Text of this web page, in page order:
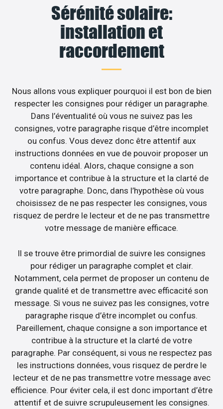
Sérénité solaire:
installation et
raccordement
Nous allons vous expliquer pourquoi il est bon de bien
respecter les consignes pour rédiger un paragraphe.
Dans l’éventualité où vous ne suivez pas les
consignes, votre paragraphe risque d’être incomplet
ou confus. Vous devez donc être attentif aux
instructions données en vue de pouvoir proposer un
contenu idéal. Alors, chaque consigne a son
importance et contribue à la structure et la clarté de
votre paragraphe. Donc, dans l’hypothèse où vous
choisissez de ne pas respecter les consignes, vous
risquez de perdre le lecteur et de ne pas transmettre
votre message de manière efficace.
Il se trouve être primordial de suivre les consignes
pour rédiger un paragraphe complet et clair.
Notamment, cela permet de proposer un contenu de
grande qualité et de transmettre avec efficacité son
message. Si vous ne suivez pas les consignes, votre
paragraphe risque d’être incomplet ou confus.
Pareillement, chaque consigne a son importance et
contribue à la structure et la clarté de votre
paragraphe. Par conséquent, si vous ne respectez pas
les instructions données, vous risquez de perdre le
lecteur et de ne pas transmettre votre message avec
efficience. Pour éviter cela, il est donc important d’être
attentif et de suivre scrupuleusement les consignes.